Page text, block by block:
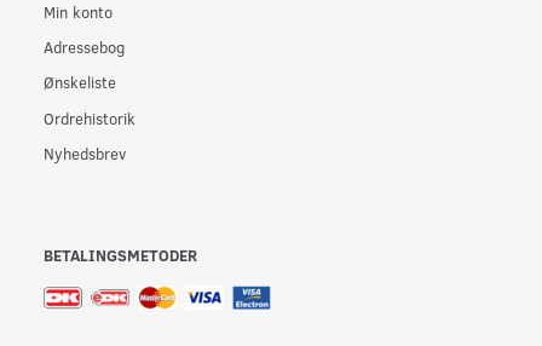
Min konto
Adressebog
Ønskeliste
Ordrehistorik
Nyhedsbrev
BETALINGSMETODER